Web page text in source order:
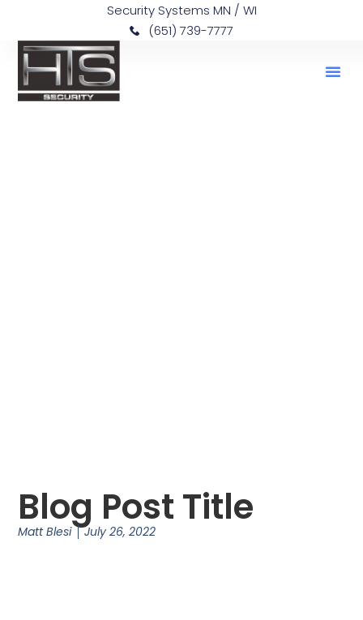
Security Systems MN / WI
(651) 739-7777
Blog Post Title
Matt Blesi July 26, 2022